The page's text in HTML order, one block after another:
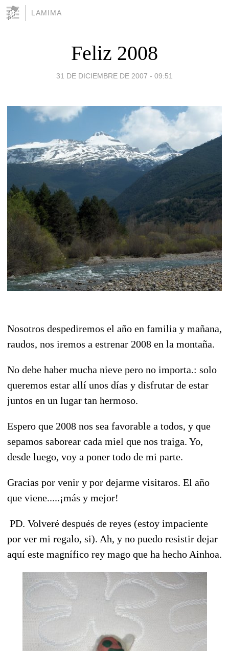
LAMIMA
Feliz 2008
31 DE DICIEMBRE DE 2007 - 09:51
Nosotros despediremos el año en familia y mañana,
raudos, nos iremos a estrenar 2008 en la montaña.
No debe haber mucha nieve pero no importa.: solo
queremos estar allí unos días y disfrutar de estar
juntos en un lugar tan hermoso.
Espero que 2008 nos sea favorable a todos, y que
sepamos saborear cada miel que nos traiga. Yo,
desde luego, voy a poner todo de mi parte.
Gracias por venir y por dejarme visitaros. El año
que viene.....¡más y mejor!
PD. Volveré después de reyes (estoy impaciente
por ver mi regalo, si). Ah, y no puedo resistir dejar
aquí este magnífico rey mago que ha hecho Ainhoa.